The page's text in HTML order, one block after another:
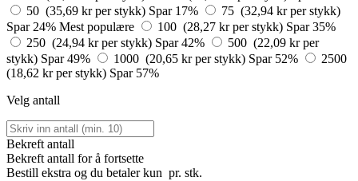
50 (35,69 kr per stykk) Spar 17%
75 (32,94 kr per stykk)
Spar 24% Mest populære 100 (28,27 kr per stykk) Spar 35%
250 (24,94 kr per stykk) Spar 42%
500 (22,09 kr per
stykk) Spar 49% 1000 (20,65 kr per stykk) Spar 52%
2500
(18,62 kr per stykk) Spar 57%
Velg antall
Bekreft antall
Bekreft antall for å fortsette
Bestill ekstra og du betaler kun pr. stk.